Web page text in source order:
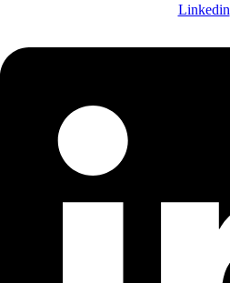
Linkedin